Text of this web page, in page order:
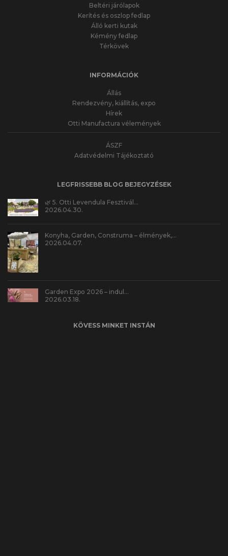
Beltéri járólapok
Kerítés és oszlop fedlap
Álló kerti kutak
Kémény fedlap
Térkövek
INFORMÁCIÓK
Állás
Rendezvény, kiállítás, expo
Hírek
Otti Manufactura vélemények
ÁSZF
Adatvédelmi Tájékoztató
LEGFRISSEBB BLOG BEJEGYZÉSEK
🌿 5. Otti Levendula Fesztivál…
2026.04.30.
Konyha, Garden, Construma – élmények,…
2026.04.07.
Garden Expo 2026 – indul…
2026.03.18.
KÖVESS MINKET INSTÁN